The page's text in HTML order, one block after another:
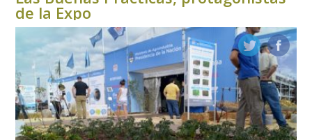
de la Expo